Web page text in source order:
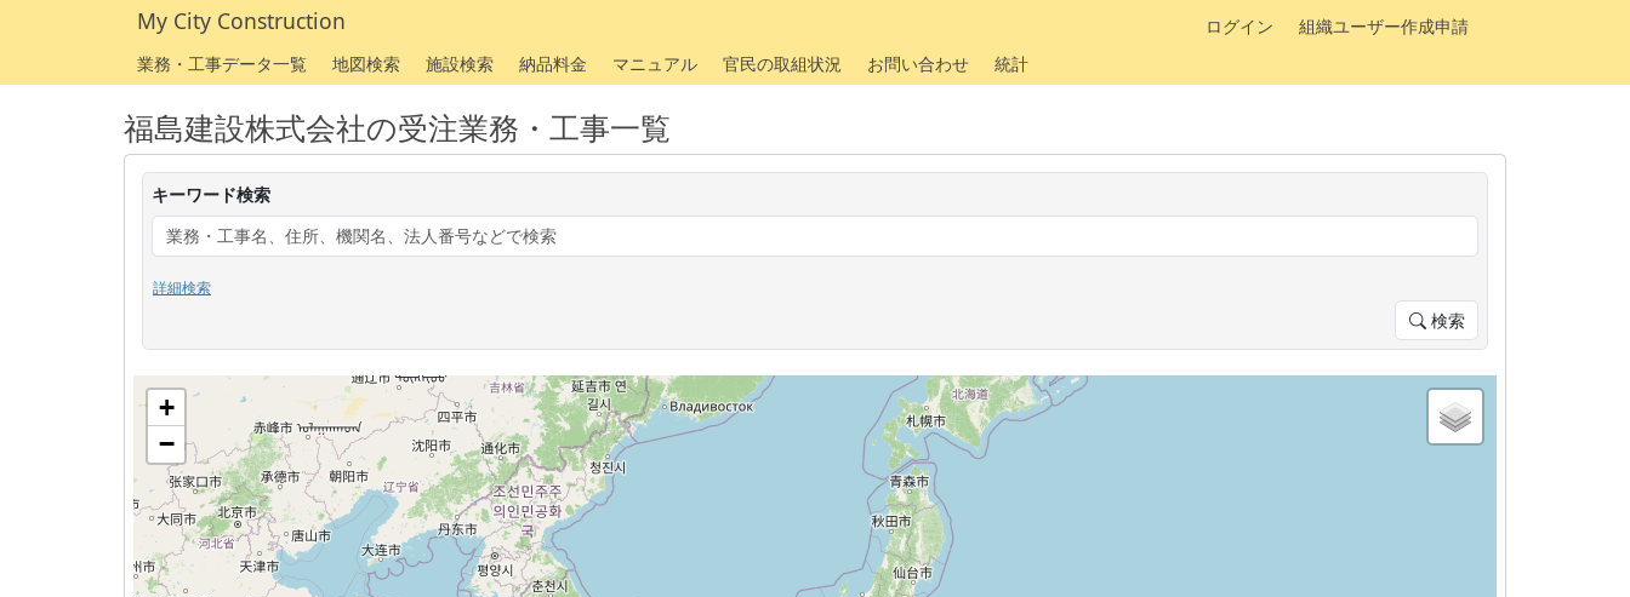
My City Construction ログイン
組織ユーザー作成申請
業務・工事データ一覧
地図検索 施設検索 納品料金 マニュアル 官民の取組状況 お問い合わせ 統計
福島建設株式会社の受注業務・工事一覧
キーワード検索
詳細検索
検索
+
−